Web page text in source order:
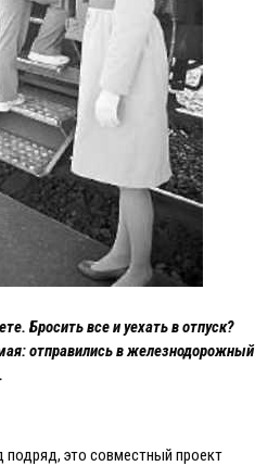
Бросить все и уехать в отпуск?
отправились в железнодорожный
подряд, это совместный проект